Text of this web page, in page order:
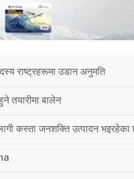
राष्ट्रहरूमा उडान अनुमति
तयारीमा बालेन
कस्ता जनशक्ति उत्पादन